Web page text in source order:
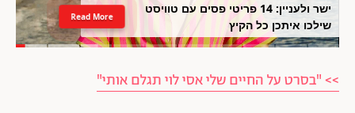
ישר ולעניין: 14 פריטי פסים עם טוויסט
שילכו איתכן כל הקיץ
Read More
>> "בסרט על החיים שלי אסי לוי תגלם אותי"